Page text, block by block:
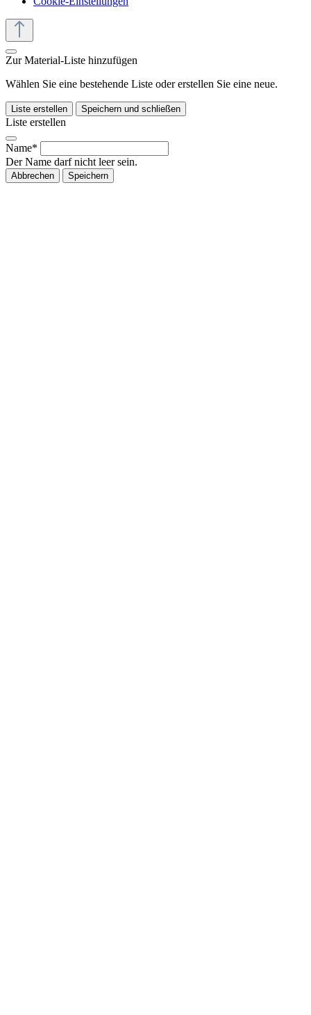
Zur Material-Liste hinzufügen
Wählen Sie eine bestehende Liste oder erstellen Sie eine neue.
Liste erstellen Speichern und schließen
Liste erstellen
Name*
Der Name darf nicht leer sein.
Abbrechen Speichern